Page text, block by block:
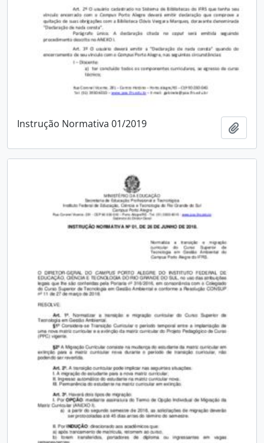
Instrução Normativa 01/2019